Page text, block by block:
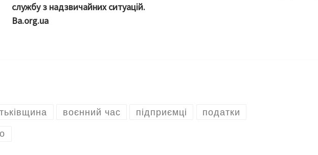
службу з надзвичайних ситуацій.
Ba.org.ua
воєнний час підприємці податки